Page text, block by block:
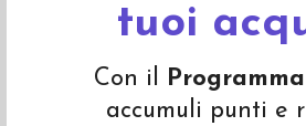
tuoi
Con il
accumuli punti e